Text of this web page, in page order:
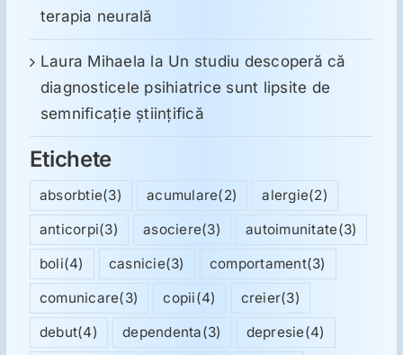
terapia neurală
Laura Mihaela la Un studiu descoperă că
diagnosticele psihiatrice sunt lipsite de
semnificație științifică
Etichete
absorbtie(3) acumulare(2) alergie(2)
anticorpi(3) asociere(3) autoimunitate(3)
boli(4) casnicie(3) comportament(3)
comunicare(3) copii(4) creier(3)
debut(4) dependenta(3) depresie(4)